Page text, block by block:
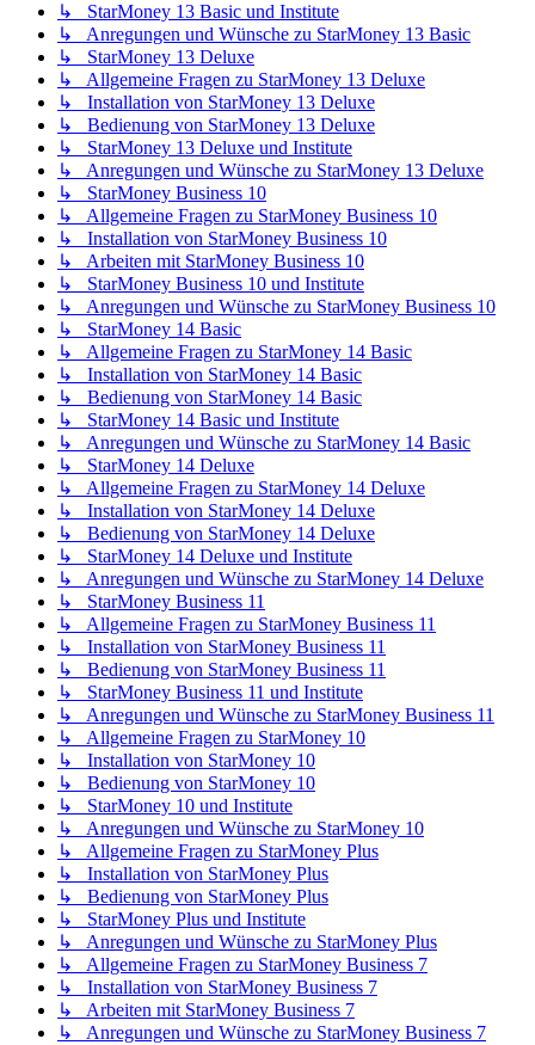
↳ StarMoney 13 Basic und Institute
↳ Anregungen und Wünsche zu StarMoney 13 Basic
↳ StarMoney 13 Deluxe
↳ Allgemeine Fragen zu StarMoney 13 Deluxe
↳ Installation von StarMoney 13 Deluxe
↳ Bedienung von StarMoney 13 Deluxe
↳ StarMoney 13 Deluxe und Institute
↳ Anregungen und Wünsche zu StarMoney 13 Deluxe
↳ StarMoney Business 10
↳ Allgemeine Fragen zu StarMoney Business 10
↳ Installation von StarMoney Business 10
↳ Arbeiten mit StarMoney Business 10
↳ StarMoney Business 10 und Institute
↳ Anregungen und Wünsche zu StarMoney Business 10
↳ StarMoney 14 Basic
↳ Allgemeine Fragen zu StarMoney 14 Basic
↳ Installation von StarMoney 14 Basic
↳ Bedienung von StarMoney 14 Basic
↳ StarMoney 14 Basic und Institute
↳ Anregungen und Wünsche zu StarMoney 14 Basic
↳ StarMoney 14 Deluxe
↳ Allgemeine Fragen zu StarMoney 14 Deluxe
↳ Installation von StarMoney 14 Deluxe
↳ Bedienung von StarMoney 14 Deluxe
↳ StarMoney 14 Deluxe und Institute
↳ Anregungen und Wünsche zu StarMoney 14 Deluxe
↳ StarMoney Business 11
↳ Allgemeine Fragen zu StarMoney Business 11
↳ Installation von StarMoney Business 11
↳ Bedienung von StarMoney Business 11
↳ StarMoney Business 11 und Institute
↳ Anregungen und Wünsche zu StarMoney Business 11
↳ Allgemeine Fragen zu StarMoney 10
↳ Installation von StarMoney 10
↳ Bedienung von StarMoney 10
↳ StarMoney 10 und Institute
↳ Anregungen und Wünsche zu StarMoney 10
↳ Allgemeine Fragen zu StarMoney Plus
↳ Installation von StarMoney Plus
↳ Bedienung von StarMoney Plus
↳ StarMoney Plus und Institute
↳ Anregungen und Wünsche zu StarMoney Plus
↳ Allgemeine Fragen zu StarMoney Business 7
↳ Installation von StarMoney Business 7
↳ Arbeiten mit StarMoney Business 7
↳ Anregungen und Wünsche zu StarMoney Business 7